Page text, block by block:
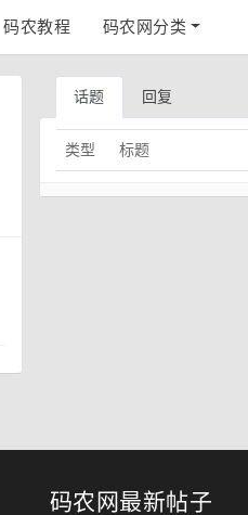
码农教程 码农网分类
话题 回复
类型 标题
码农网最新帖子